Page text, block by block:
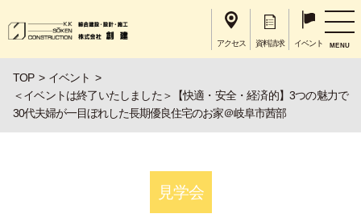
アクセス 資料請求 イベント MENU
TOP
イベント
＜イベントは終了いたしました＞【快適・安全・経済的】3つの魅力で
30代夫婦が一目ぼれした長期優良住宅のお家＠岐阜市茜部
見学会